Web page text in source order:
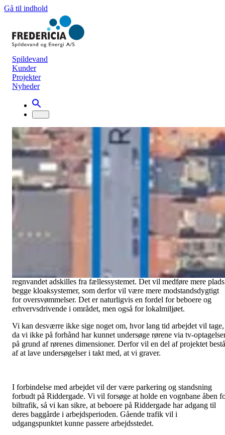
Gå til indhold
Spildevand
Kunder
Projekter
Nyheder
Nyhedsarkiv
VI FORTSÆTTER MED AT
EN NY REGNVANDSLEDNING I
RIDDERGADE
21. december 2022
Fredericia Spildevand og Energi A/S fortsætter med
af kloaksystemet i begyndelsen af januar. Arbejdet vil
finde sted i Riddergade, men vi arbejder også i en del af
regnvandsledning ved siden af den eksisterende kloakledning, så
regnvandet adskilles fra fællessystemet. Det vil medføre mere
begge kloaksystemer, som derfor vil være mere modstandsdygtigt
for oversvømmelser. Det er naturligvis en fordel for beboere og
erhvervsdrivende i området, men også for lokalmiljøet.
Vi kan desværre ikke sige noget om, hvor lang tid arbejdet vil tage,
da vi ikke på forhånd har kunnet undersøge rørene via tv-
på grund af rørenes dimensioner. Derfor vil en del af projektet bestå
af at lave undersøgelser i takt med, at vi graver.
I forbindelse med arbejdet vil der være parkering og standsning
forbudt på Riddergade. Vi vil forsøge at holde en vognbane åben
biltrafik, så vi kan sikre, at beboere på Riddergade har adgang til
deres baggårde i arbejdsperioden. Gående trafik vil i
udgangspunktet kunne passere arbejdsstedet.